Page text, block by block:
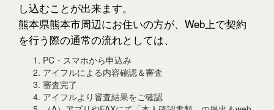
し込むことが出来ます。
熊本県熊本市周辺にお住いの方が、Web上で契約
を行う際の通常の流れとしては、
PC・スマホから申込み
アイフルによる内容確認＆審査
審査完了
アイフルより審査結果をご確認